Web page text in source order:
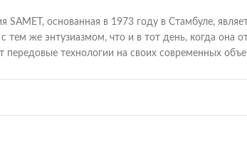
SAMET, основанная в 1973 году в Стамбуле,
с тем же энтузиазмом, что и в тот день, когда она
передовые технологии на своих современных